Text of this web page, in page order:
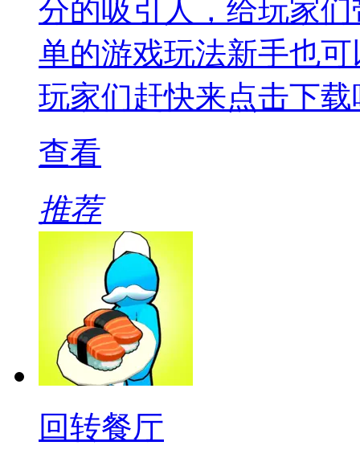
分的吸引人，给玩家
单的游戏玩法新手也
玩家们赶快来点击下载
查看
推荐
回转餐厅